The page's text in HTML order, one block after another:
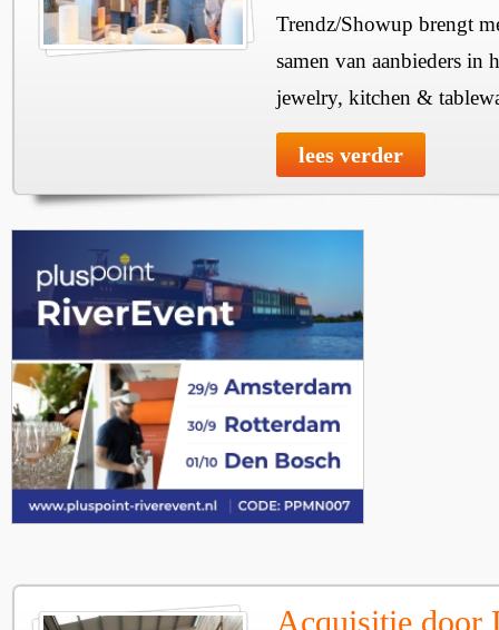
Trendz/Showup brengt
samen van aanbieders in
jewelry, kitchen &
lees verder
Acquisitie door